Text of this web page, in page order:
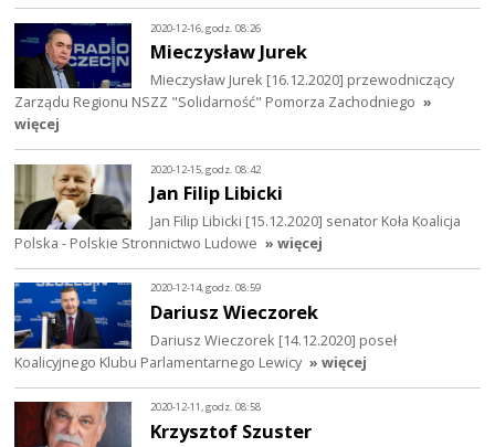
2020-12-16, godz. 08:26
Mieczysław Jurek
Mieczysław Jurek [16.12.2020] przewodniczący
Zarządu Regionu NSZZ "Solidarność" Pomorza Zachodniego »
więcej
2020-12-15, godz. 08:42
Jan Filip Libicki
Jan Filip Libicki [15.12.2020] senator Koła Koalicja
Polska - Polskie Stronnictwo Ludowe » więcej
2020-12-14, godz. 08:59
Dariusz Wieczorek
Dariusz Wieczorek [14.12.2020] poseł
Koalicyjnego Klubu Parlamentarnego Lewicy » więcej
2020-12-11, godz. 08:58
Krzysztof Szuster